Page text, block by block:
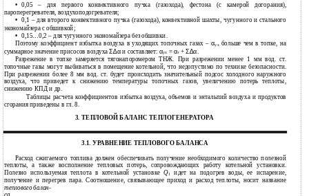
•
0,05 – для первого конвективного пучка (газохода), фестона (с камерой догорания),
пароперегревателя, воздухоподогревателя;
• 0,1 – для второго конвективного пучка (газохода), конвективной шахты, чугунного и стального
экономайзера с обшивкой;
• 0,15…0,2 – для чугунного экономайзера без обшивки.
Поэтому коэффициент избытка воздуха в уходящих топочных газах –αух больше чем в топке, на
суммарное значение присосов воздухаΣ∆αи составляет: αух = αт +Σ∆α
Разрежение в топке замеряется тягонапоромером ТНЖ. При разрежении менее 1 мм вод. ст.
топочные газы могут выбиваться в помещение котельной, что недопустимо по технике безопасности.
При разрежении более 8 мм вод. ст. будет происходить значительный подсос холодного наружного
воздуха, что приведет к снижению температуры топочных газов, увеличению потерь теплоты,
снижению КПД и др.
Таблицы расчета коэффициентов избытка воздуха, объемов и энтальпий воздуха и продуктов
сгорания приведены в гл. 8.
3. ТЕПЛОВОЙ БАЛАНС ТЕПЛОГЕНЕРАТОРА
3.1. УРАВНЕНИЕ ТЕПЛОВОГО БАЛАНСА
Расход сжигаемого топлива должен обеспечивать получение необходимого количество полезной
теплоты, а также восполнение тепловых потерь, сопровождающих работу котельной установки.
Полезно используемая теплота в котельной установкеQ1идет на подогрев воды, ее испарение,
получение и перегрев пара. Соотношение, связывающее приход и расход теплоты, носит название
теплового балан-
са